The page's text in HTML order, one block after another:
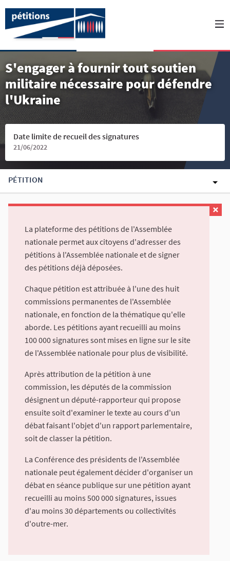
S'engager à fournir tout soutien
militaire nécessaire pour défendre
l'Ukraine
Date limite de recueil des signatures
21/06/2022
PÉTITION
La plateforme des pétitions de l'Assemblée
nationale permet aux citoyens d'adresser des
pétitions à l'Assemblée nationale et de signer
des pétitions déjà déposées.
Chaque pétition est attribuée à l'une des huit
commissions permanentes de l'Assemblée
nationale, en fonction de la thématique qu'elle
aborde. Les pétitions ayant recueilli au moins
100 000 signatures sont mises en ligne sur le site
de l'Assemblée nationale pour plus de visibilité.
Après attribution de la pétition à une
commission, les députés de la commission
désignent un député-rapporteur qui propose
ensuite soit d'examiner le texte au cours d'un
débat faisant l'objet d'un rapport parlementaire,
soit de classer la pétition.
La Conférence des présidents de l'Assemblée
nationale peut également décider d'organiser un
débat en séance publique sur une pétition ayant
recueilli au moins 500 000 signatures, issues
d'au moins 30 départements ou collectivités
d'outre-mer.